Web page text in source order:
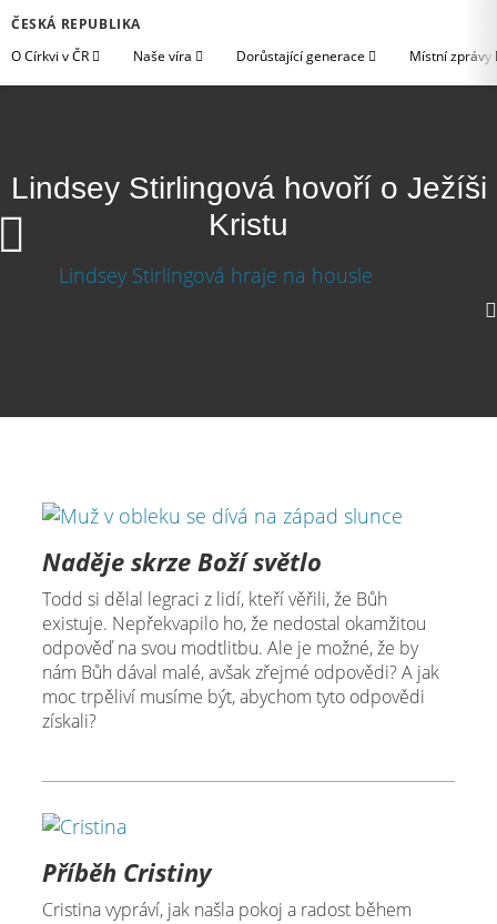
ČESKÁ REPUBLIKA
O Církvi v ČR
Naše víra Dorůstající generace Místní zprávy
Lindsey Stirlingová hovoří o Ježíši
Kristu
Naděje skrze Boží světlo
Todd si dělal legraci z lidí, kteří věřili, že Bůh
existuje. Nepřekvapilo ho, že nedostal okamžitou
odpověď na svou modtlitbu. Ale je možné, že by
nám Bůh dával malé, avšak zřejmé odpovědi? A jak
moc trpěliví musíme být, abychom tyto odpovědi
získali?
Příběh Cristiny
Cristina vypráví, jak našla pokoj a radost během